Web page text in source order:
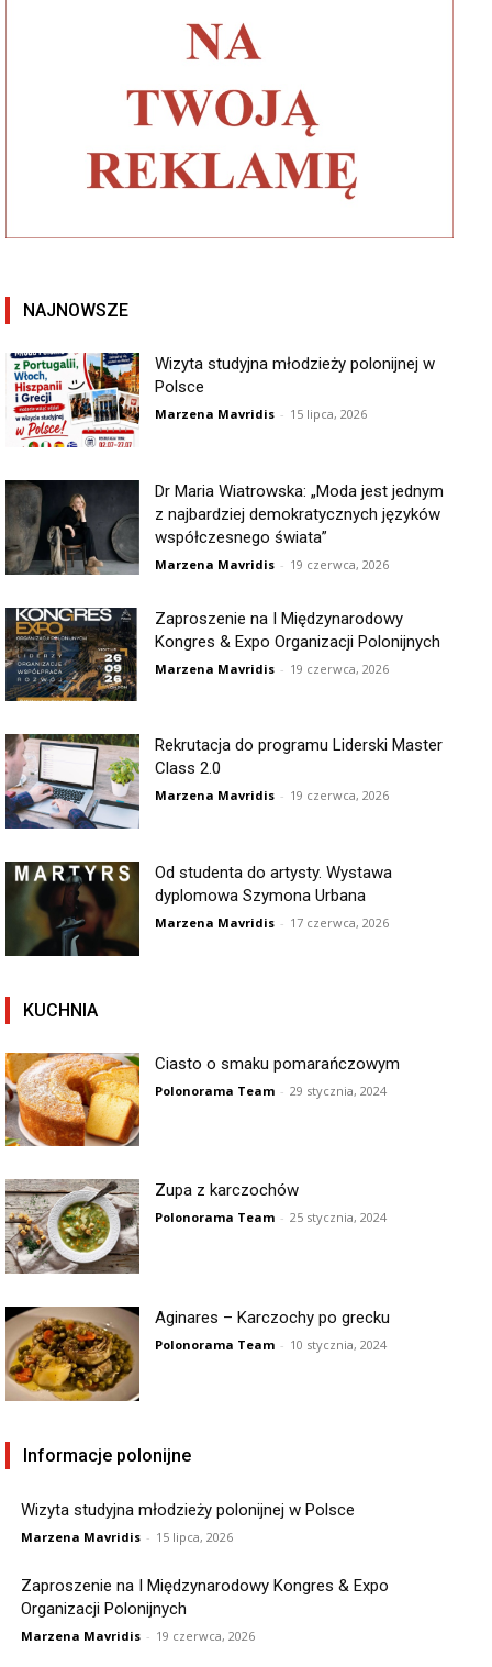
NAJNOWSZE
Wizyta studyjna młodzieży polonijnej w
Polsce
Marzena Mavridis - 15 lipca, 2026
Dr Maria Wiatrowska: „Moda jest jednym
z najbardziej demokratycznych języków
współczesnego świata”
Marzena Mavridis - 19 czerwca, 2026
Zaproszenie na I Międzynarodowy
Kongres & Expo Organizacji Polonijnych
Marzena Mavridis - 19 czerwca, 2026
Rekrutacja do programu Liderski Master
Class 2.0
Marzena Mavridis - 19 czerwca, 2026
Od studenta do artysty. Wystawa
dyplomowa Szymona Urbana
Marzena Mavridis - 17 czerwca, 2026
KUCHNIA
Ciasto o smaku pomarańczowym
Polonorama Team - 29 stycznia, 2024
Zupa z karczochów
Polonorama Team - 25 stycznia, 2024
Aginares – Karczochy po grecku
Polonorama Team - 10 stycznia, 2024
Informacje polonijne
Wizyta studyjna młodzieży polonijnej w Polsce
Marzena Mavridis - 15 lipca, 2026
Zaproszenie na I Międzynarodowy Kongres & Expo
Organizacji Polonijnych
Marzena Mavridis - 19 czerwca, 2026